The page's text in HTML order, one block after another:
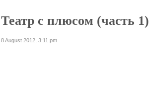
Театр с плюсом (часть 1)
8 August 2012, 3:11 pm